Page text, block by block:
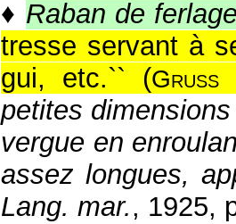
♦ Raban de
tresse servant à
gui, etc.`` (Gruss
petites
vergue en
assez longues,
Lang. mar., 1925,